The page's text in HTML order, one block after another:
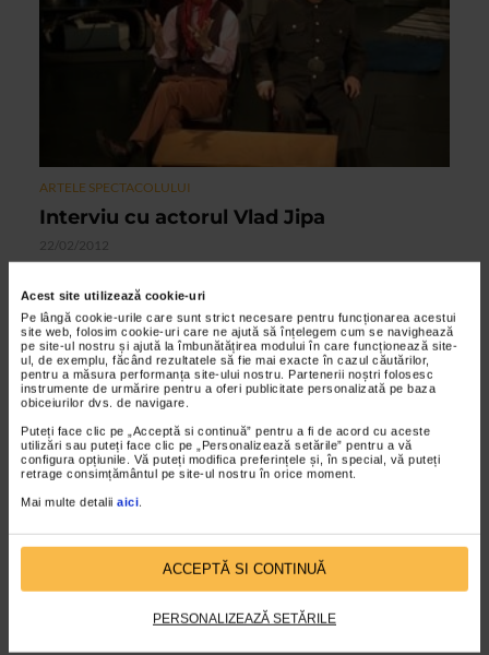
Acest site utilizează cookie-uri
Pe lângă cookie-urile care sunt strict necesare pentru funcționarea acestui
site web, folosim cookie-uri care ne ajută să înțelegem cum se navighează
pe site-ul nostru și ajută la îmbunătățirea modului în care funcționează site-
ul, de exemplu, făcând rezultatele să fie mai exacte în cazul căutărilor,
pentru a măsura performanța site-ului nostru. Partenerii noștri folosesc
instrumente de urmărire pentru a oferi publicitate personalizată pe baza
obiceiurilor dvs. de navigare.
Puteți face clic pe „Acceptă si continuă” pentru a fi de acord cu aceste
utilizări sau puteți face clic pe „Personalizează setările” pentru a vă
configura opțiunile. Vă puteți modifica preferințele și, în special, vă puteți
retrage consimțământul pe site-ul nostru în orice moment.
Mai multe detalii aici.
ACCEPTĂ SI CONTINUĂ
PERSONALIZEAZĂ SETĂRILE
ARTELE SPECTACOLULUI
Interviu cu actorul Vlad Jipa
22/02/2012
Teatrului Dramatic Fani Tardini din Galati si al Teatrului Sica
Alexandrescu din Brasov. In prezent este actor...
VIDEO
ARTELE SPECTACOLULUI